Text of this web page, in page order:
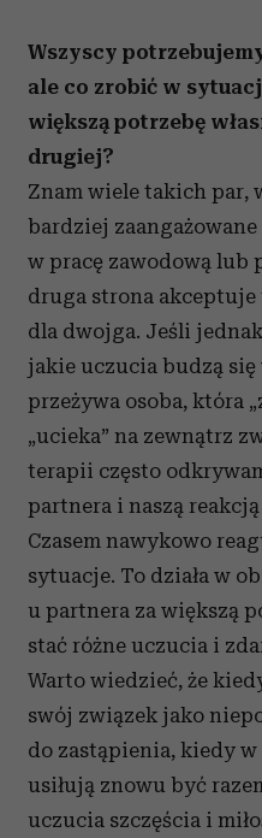
Wszyscy
ale co zrobić w
większą potrzebę
drugiej?
Znam wiele takich par,
bardziej
w pracę zawodową lub
druga strona
dla dwojga. Jeśli
jakie uczucia budzą się
przeżywa osoba, która
„ucieka” na zewnątrz
terapii często
partnera i naszą
Czasem nawykowo
sytuacje. To działa w
u partnera za większą
stać różne uczucia i
Warto wiedzieć, że
swój związek jako
do zastąpienia, kiedy
usiłują znowu być
uczucia szczęścia i